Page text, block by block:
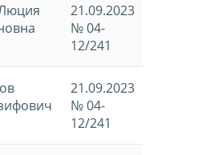
21.09.2023
№ 04-
12/241
21.09.2023
№ 04-
12/241